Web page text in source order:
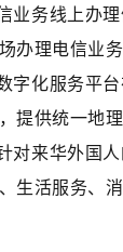
业务线上办
办理电信业务
字化服务平
提供统一地
对来华外国
生活服务、